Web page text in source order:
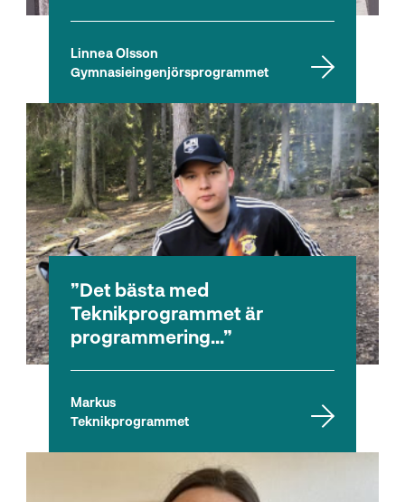
Linnea Olsson
Gymnasieingenjörsprogrammet
Det bästa med
Teknikprogrammet är
programmering...
Markus
Teknikprogrammet